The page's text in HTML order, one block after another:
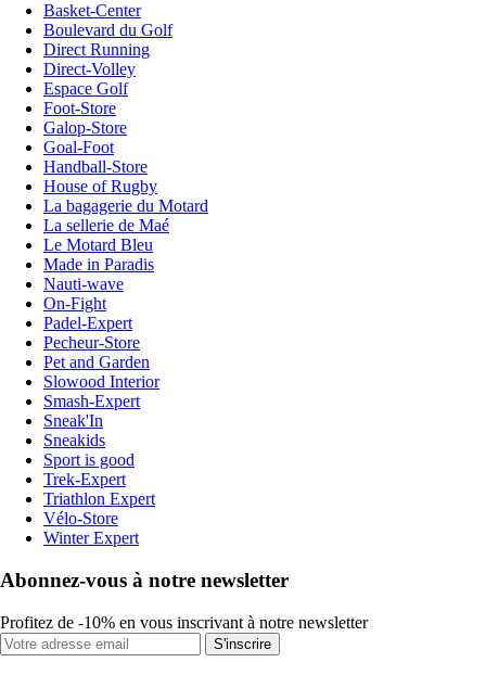
Basket-Center
Boulevard du Golf
Direct Running
Direct-Volley
Espace Golf
Foot-Store
Galop-Store
Goal-Foot
Handball-Store
House of Rugby
La bagagerie du Motard
La sellerie de Maé
Le Motard Bleu
Made in Paradis
Nauti-wave
On-Fight
Padel-Expert
Pecheur-Store
Pet and Garden
Slowood Interior
Smash-Expert
Sneak'In
Sneakids
Sport is good
Trek-Expert
Triathlon Expert
Vélo-Store
Winter Expert
Abonnez-vous à notre newsletter
Profitez de -10% en vous inscrivant à notre newsletter
S'inscrire